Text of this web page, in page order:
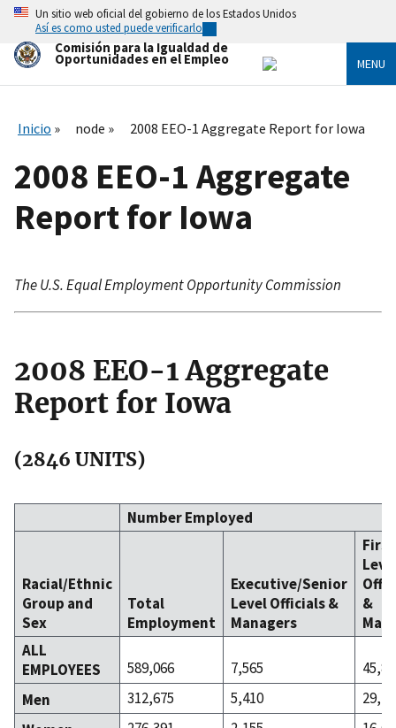
Skip
main
content
Un sitio web oficial del gobierno de los Estados Unidos
Así es como usted puede verificarlo
Comisión para la Igualdad de
Oportunidades en el Empleo MENU
Inicio node 2008 EEO-1 Aggregate Report for Iowa
2008 EEO-1 Aggregate
Report for Iowa
The U.S. Equal Employment Opportunity Commission
2008 EEO-1 Aggregate
Report for Iowa
(2846 UNITS)
Number Employed
Racial/Ethnic
Group and
Sex
Total
Employment
Executive/Senior
Level Officials &
Managers
&
ALL
EMPLOYEES
589,066 7,565
Men
312,675 5,410